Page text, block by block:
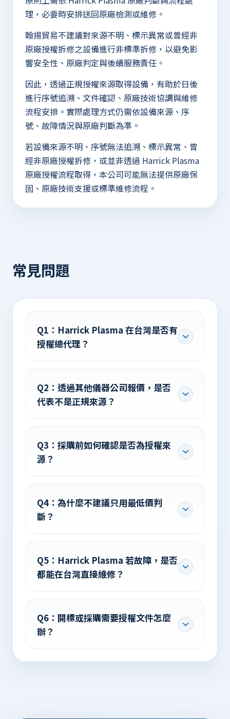
理，必要時安排送回原廠檢測或維修。
翰揚貿易不建議對來源不明、標示異常或曾經非
原廠授權拆修之設備進行非標準拆修，以避免影
響安全性、原廠判定與後續服務責任。
因此，透過正規授權來源取得設備，有助於日後
進行序號追溯、文件確認、原廠技術協調與維修
流程安排。實際處理方式仍需依設備來源、序
號、故障情況與原廠判斷為準。
若設備來源不明、序號無法追溯、標示異常、曾
經非原廠授權拆修，或並非透過 Harrick Plasma
原廠授權流程取得，本公司可能無法提供原廠保
固、原廠技術支援或標準維修流程。
常見問題
Q1：Harrick Plasma 在台灣是否有
授權總代理？
Q2：透過其他儀器公司報價，是否
代表不是正規來源？
Q3：採購前如何確認是否為授權來
源？
Q4：為什麼不建議只用最低價判
斷？
Q5：Harrick Plasma 若故障，是否
都能在台灣直接維修？
Q6：開標或採購需要授權文件怎麼
辦？